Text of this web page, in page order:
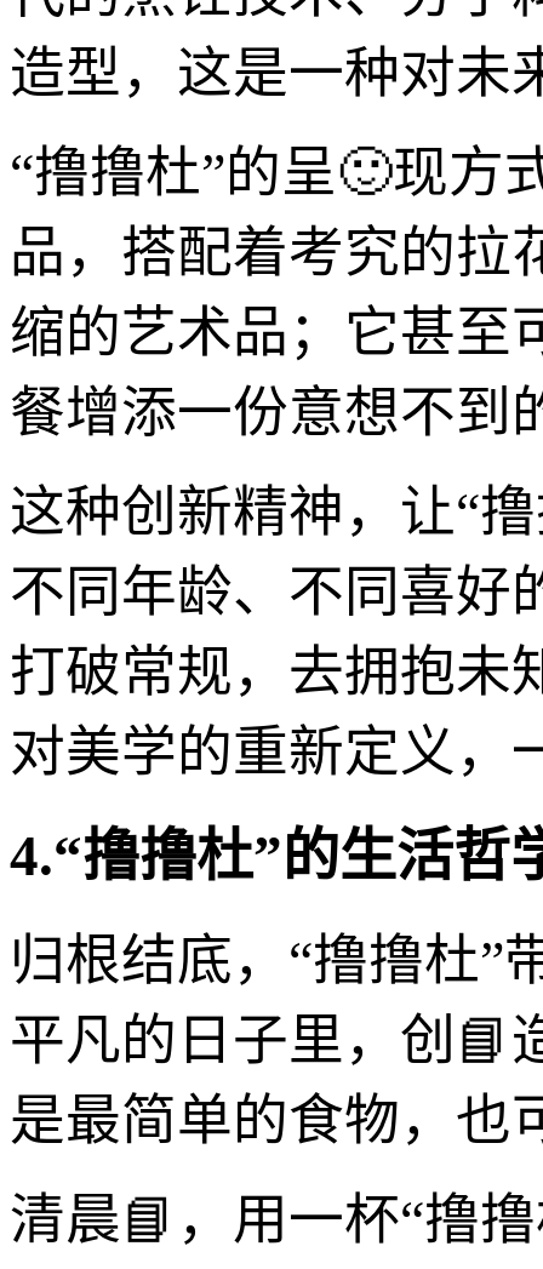
造型，这是一种对未
“撸撸杜”的呈🙂现方
品，搭配着考究的拉
缩的艺术品；它甚至
餐增添一份意想不到
这种创新精神，让“
不同年龄、不同喜好
打破常规，去拥抱未
对美学的重新定义，
4.“撸撸杜”的生活哲
归根结底，“撸撸杜”
平凡的日子里，创📘
是最简单的食物，也
清晨📘，用一杯“撸